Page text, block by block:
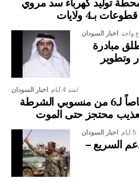
توليد كهرباء سد مروي
بـ4 ولايات
اخبار السودان واحد
مبادرة
وتطوير
اخبار السودان منذ 4 أيام
الإعدام قصاصاً لـ6 من منسوبي الشرطة
محتجز حتى الموت
اخبار السودان
السريع –